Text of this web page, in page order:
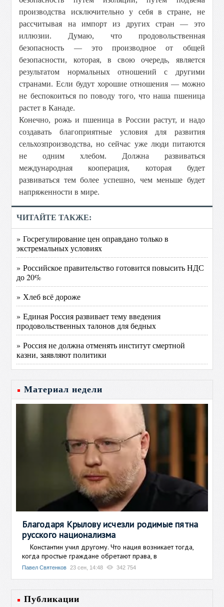
производства исключительно у себя в стране, не
рассчитывая на импорт из других стран — это
иллюзии. Думаю, что продовольственная
безопасность — это производное от общей
безопасности, которая, в свою очередь, является
результатом нормальных отношений с другими
странами. Если будут хорошие отношения — можно
не беспокоиться по поводу того, что наша пшеница
растет в Канаде.
Конечно, рожь и пшеница в России растут, и надо
создавать благоприятные условия для развития
сельхозпроизводства, но сейчас уже люди питаются
не одним хлебом. Должна развиваться
международная кооперация, которая будет
развиваться тем более успешно, чем меньше будет
напряженности в мире.
ЧИТАЙТЕ ТАКЖЕ:
» Госрегулирование цен оправдано только в
экстремальных условиях
» Российское правительство готовится повысить НДС
до 20%
» Хлеб всё дороже
» Единая Россия развивает тему введения
продовольственных талонов для бедных
» Россия не должна отменять институт смертной
казни, заявляют политики
Материал недели
Благодаря Крылову исчезли родимые пятна
русского национализма
Константин учил другому. Что нация возникает тогда,
когда простые граждане обретают права, в
Павел Святенков 23 сен, 14:48 342 754
Публикации